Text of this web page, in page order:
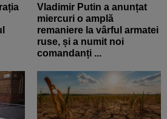
Vladimir Putin a anunțat
miercuri o amplă
remaniere la vârful armatei
ruse, și a numit noi
comandanți ...